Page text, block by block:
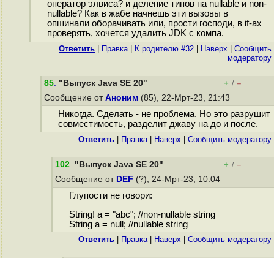
оператор элвиса? и деление типов на nullable и non-
nullable? Как в жабе начнешь эти вызовы в
опшинали оборачивать или, прости господи, в if-ах
проверять, хочется удалить JDK с компа.
Ответить Правка| К родителю #32 Наверх
Cообщить
модератору
85. "Выпуск Java SE 20" + / –
Сообщение от Аноним (85), 22-Мрт-23, 21:43
Никогда. Сделать - не проблема. Но это разрушит
совместимость, разделит джаву на до и после.
Ответить Правка| Наверх Cообщить модератору
102. "Выпуск Java SE 20" + / –
Сообщение от DEF (?), 24-Мрт-23, 10:04
Глупости не говори:
String! a = "abc"; //non-nullable string
String a = null; //nullable string
Ответить Правка| Наверх Cообщить модератору